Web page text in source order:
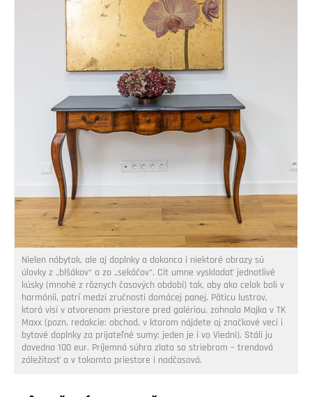
Nielen nábytok, ale aj doplnky a dokonca i niektoré obrazy sú
úlovky z „blšákov“ a zo „sekáčov“. Cit umne vyskladať jednotlivé
kúsky (mnohé z rôznych časových období) tak, aby ako celok boli v
harmónii, patrí medzi zručnosti domácej panej. Päticu lustrov,
ktorá visí v otvorenom priestore pred galériou, zohnala Majka v TK
Maxx (pozn. redakcie: obchod, v ktorom nájdete aj značkové veci i
bytové doplnky za prijateľné sumy; jeden je i vo Viedni). Stáli ju
dovedna 100 eur. Príjemná súhra zlata so striebrom – trendová
záležitosť a v takomto priestore i nadčasová.